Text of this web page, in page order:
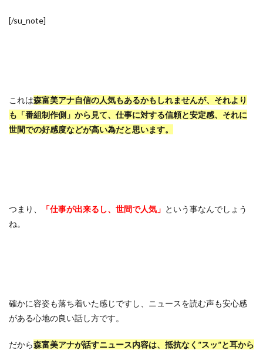
[/su_note]
これは森富美アナ自信の人気もあるかもしれませんが、それより
も「番組制作側」から見て、仕事に対する信頼と安定感、それに
世間での好感度などが高い為だと思います。
つまり、 「仕事が出来るし、世間で人気」 という事なんでしょう
ね。
確かに容姿も落ち着いた感じですし、ニュースを読む声も安心感
がある心地の良い話し方です。
だから森富美アナが話すニュース内容は、抵抗なく”スッ”と耳から